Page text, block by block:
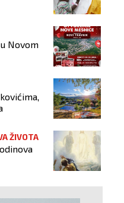
Novom
ŽIVOTA